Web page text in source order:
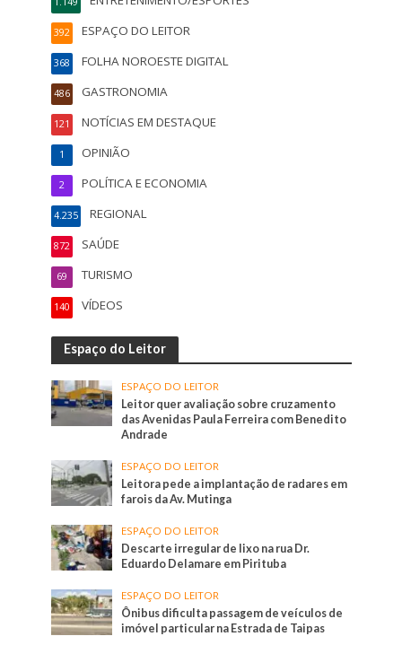
ESPAÇO DO LEITOR
392
FOLHA NOROESTE DIGITAL
368
GASTRONOMIA
486
NOTÍCIAS EM DESTAQUE
121
OPINIÃO
1
POLÍTICA E ECONOMIA
2
REGIONAL
4.235
SAÚDE
872
TURISMO
69
VÍDEOS
140
Espaço do Leitor
ESPAÇO DO LEITOR
Leitor quer avaliação sobre cruzamento
das Avenidas Paula Ferreira com Benedito
Andrade
ESPAÇO DO LEITOR
Leitora pede a implantação de radares em
farois da Av. Mutinga
ESPAÇO DO LEITOR
Descarte irregular de lixo na rua Dr.
Eduardo Delamare em Pirituba
ESPAÇO DO LEITOR
Ônibus dificulta passagem de veículos de
imóvel particular na Estrada de Taipas